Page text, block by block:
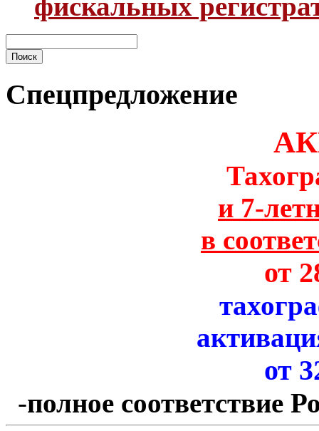
фискальных
Спецпредложение
и 7-
в
от
от
-полное соответствие